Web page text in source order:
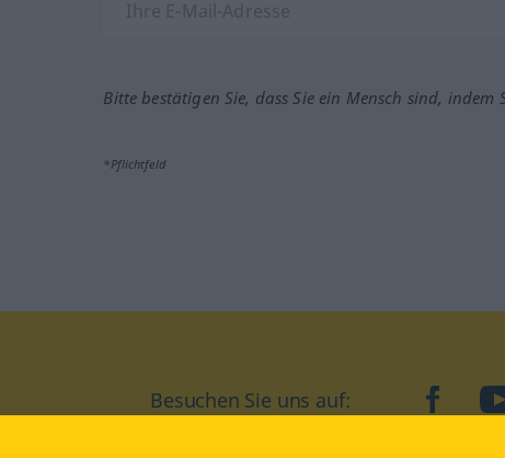
Bitte bestätigen Sie, dass Sie ein Mensch sind, indem
*Pflichtfeld
Besuchen Sie uns auf: facebook